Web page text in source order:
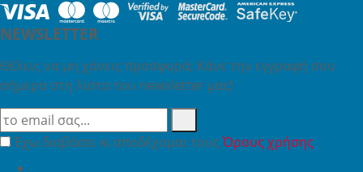
NEWSLETTER
Θέλεις να μη χάνεις προσφορά; Κάνε την εγγραφή σου
σήμερα στη λίστα του newsletter μας!
Έχω διαβάσει κι αποδέχομαι τουςΌρους χρήσης